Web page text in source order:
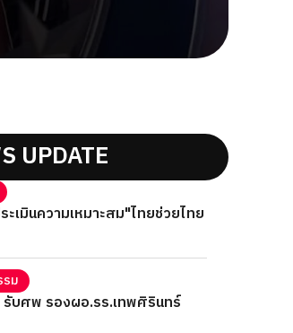
UPDATE
เมินความเหมาะสม"ไทยช่วยไทย
ม